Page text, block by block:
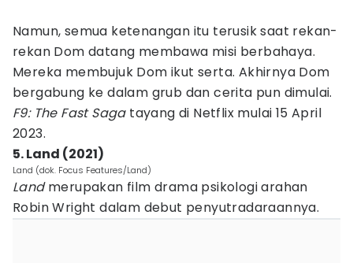
Namun, semua ketenangan itu terusik saat rekan-
rekan Dom datang membawa misi berbahaya.
Mereka membujuk Dom ikut serta. Akhirnya Dom
bergabung ke dalam grub dan cerita pun dimulai.
F9: The Fast Sagatayang di Netflix mulai 15 April
2023.
5. Land (2021)
Land (dok. Focus Features/Land)
Landmerupakan film drama psikologi arahan
Robin Wright dalam debut penyutradaraannya.